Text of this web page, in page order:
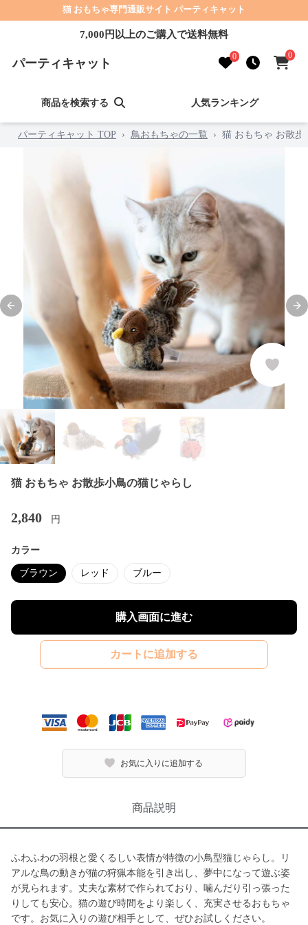
猫 おもちゃ専門通販サイト パーティキャット
7,000円以上のご購入で送料無料
パーティキャット 0 0
商品を検索する 人気ランキング
パーティキャット TOP › 鳥おもちゃの一覧 › 猫 おもちゃ お散歩
Previous slide
猫 おもちゃ お散歩小鳥の猫じゃらし
2,840 円
カラー
ブラウン レッド ブルー
購入画面に進む
カートに追加する
お気に入りに追加する
商品説明
ふわふわの羽根と愛くるしい表情が特徴の小鳥型猫じゃらし。リ
アルな鳥の動きが猫の狩猟本能を引き出し、夢中になって遊ぶ姿
が見られます。丈夫な素材で作られており、噛んだり引っ張った
りしても安心。猫の遊び時間をより楽しく、充実させるおもちゃ
です。お気に入りの遊び相手として、ぜひお試しください。